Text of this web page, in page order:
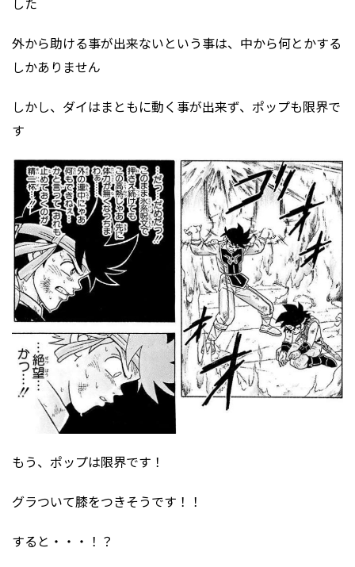
外から助ける事が出来ないという事は、中から何とかする
しかありません
しかし、ダイはまともに動く事が出来ず、ポップも限界で
す
もう、ポップは限界です！
グラついて膝をつきそうです！！
すると・・・！？